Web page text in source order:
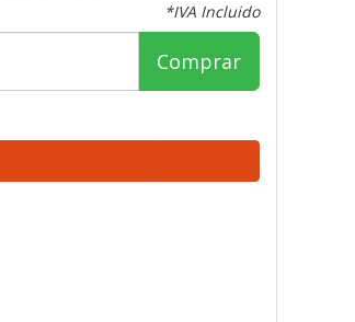
*IVA Incluido
Comprar